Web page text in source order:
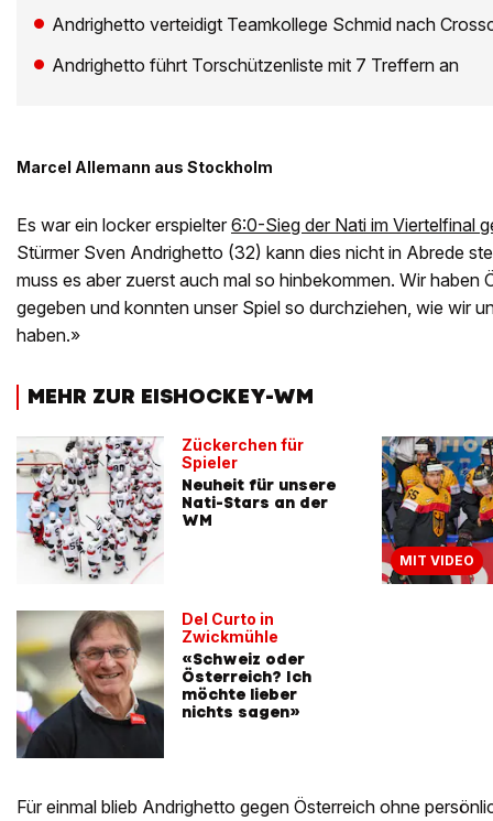
Andrighetto verteidigt Teamkollege Schmid nach
Andrighetto führt Torschützenliste mit 7 Treffern an
Marcel Allemann aus Stockholm
Es war ein locker erspielter 6:0-Sieg der Nati im Viertelfinal
Stürmer Sven Andrighetto (32) kann dies nicht in Abrede
muss es aber zuerst auch mal so hinbekommen. Wir haben
gegeben und konnten unser Spiel so durchziehen, wie wir
haben.»
MEHR ZUR EISHOCKEY-WM
Zückerchen für
Spieler
Neuheit für unsere
Nati-Stars an der
WM
Del Curto in
Zwickmühle
«Schweiz oder
Österreich? Ich
möchte lieber
nichts sagen»
MIT VIDEO
Für einmal blieb Andrighetto gegen Österreich ohne